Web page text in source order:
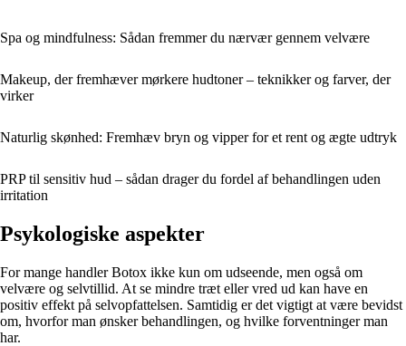
Spa og mindfulness: Sådan fremmer du nærvær gennem velvære
Makeup, der fremhæver mørkere hudtoner – teknikker og farver, der
virker
Naturlig skønhed: Fremhæv bryn og vipper for et rent og ægte udtryk
PRP til sensitiv hud – sådan drager du fordel af behandlingen uden
irritation
Psykologiske aspekter
For mange handler Botox ikke kun om udseende, men også om
velvære og selvtillid. At se mindre træt eller vred ud kan have en
positiv effekt på selvopfattelsen. Samtidig er det vigtigt at være bevidst
om, hvorfor man ønsker behandlingen, og hvilke forventninger man
har.